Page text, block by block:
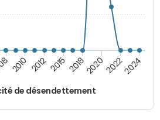
de désendettement
2010 2012 2015 2018202020222024